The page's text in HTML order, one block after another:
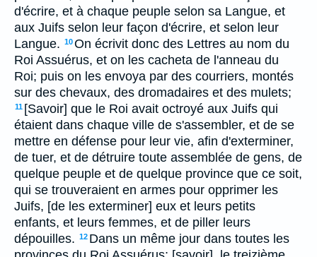
d'écrire, et à chaque peuple selon sa Langue, et
aux Juifs selon leur façon d'écrire, et selon leur
Langue. 10On écrivit donc des Lettres au nom du
Roi Assuérus, et on les cacheta de l'anneau du
Roi; puis on les envoya par des courriers, montés
sur des chevaux, des dromadaires et des mulets;
11 [Savoir] que le Roi avait octroyé aux Juifs qui
étaient dans chaque ville de s'assembler, et de se
mettre en défense pour leur vie, afin d'exterminer,
de tuer, et de détruire toute assemblée de gens, de
quelque peuple et de quelque province que ce soit,
qui se trouveraient en armes pour opprimer les
Juifs, [de les exterminer] eux et leurs petits
enfants, et leurs femmes, et de piller leurs
dépouilles. 12 Dans un même jour dans toutes les